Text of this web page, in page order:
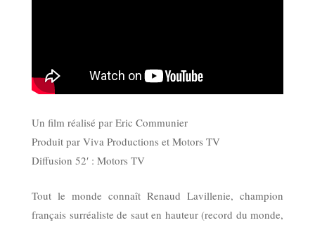
Un film réalisé par Eric Communier
Produit par Viva Productions et Motors TV
Diffusion 52′ : Motors TV
Tout le monde connaît Renaud Lavillenie, champion
français surréaliste de saut en hauteur (record du monde,